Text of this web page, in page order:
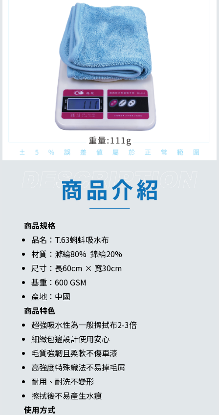
商品規格
品名：T.63蝌蚪吸水布
材質：滌綸80% 錦綸20%
尺寸：長60cm × 寬30cm
基重：600 GSM
產地：中國
商品特色
超強吸水性為一般擦拭布2-3倍
細緻包邊設計使用安心
毛質強韌且柔軟不傷車漆
高強度特殊織法不易掉毛屑
耐用、耐洗不變形
擦拭後不易產生水痕
使用方式